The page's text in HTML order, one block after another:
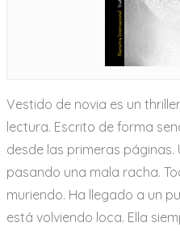
Vestido de novia es un
lectura. Escrito de forma
desde las primeras páginas.
pasando una mala racha.
muriendo. Ha llegado a un
está volviendo loca. Ella